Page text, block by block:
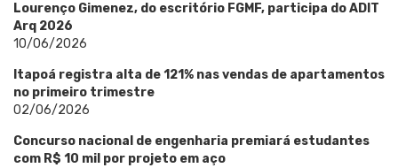
Lourenço Gimenez, do escritório FGMF, participa do ADIT
Arq 2026
10/06/2026
Itapoá registra alta de 121% nas vendas de apartamentos
no primeiro trimestre
02/06/2026
Concurso nacional de engenharia premiará estudantes
com R$ 10 mil por projeto em aço